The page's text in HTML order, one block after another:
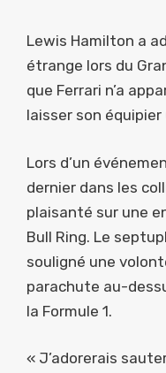
Lewis Hamilton a
étrange lors du
que Ferrari n’a
laisser son
Lors d’un
dernier dans les
plaisanté sur une
Bull Ring. Le
souligné une
parachute au-
la Formule 1.
« J’adorerais